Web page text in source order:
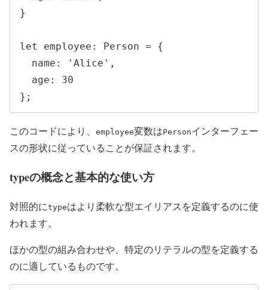
}
let employee: Person = {
};
このコードにより、 employee変数はPersonインターフェー
スの形状に従っていることが保証されます。
typeの概念と基本的な使い方
対照的にtypeはより柔軟な型エイリアスを定義するのに使
われます。
ほかの型の組み合わせや、特定のリテラルの型を定義する
のに適しているものです。